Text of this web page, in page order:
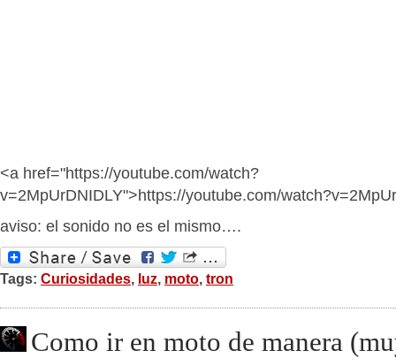
<a href="https://youtube.com/watch?
v=2MpUrDNIDLY">https://youtube.com/
aviso: el sonido no es el mismo….
Tags: Curiosidades, luz, moto, tron
Como ir en moto de manera